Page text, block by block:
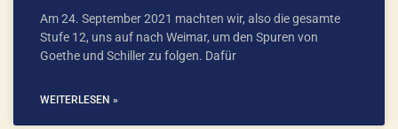
Am 24. September 2021 machten wir, also die gesamte
Stufe 12, uns auf nach Weimar, um den Spuren von
Goethe und Schiller zu folgen. Dafür
WEITERLESEN »